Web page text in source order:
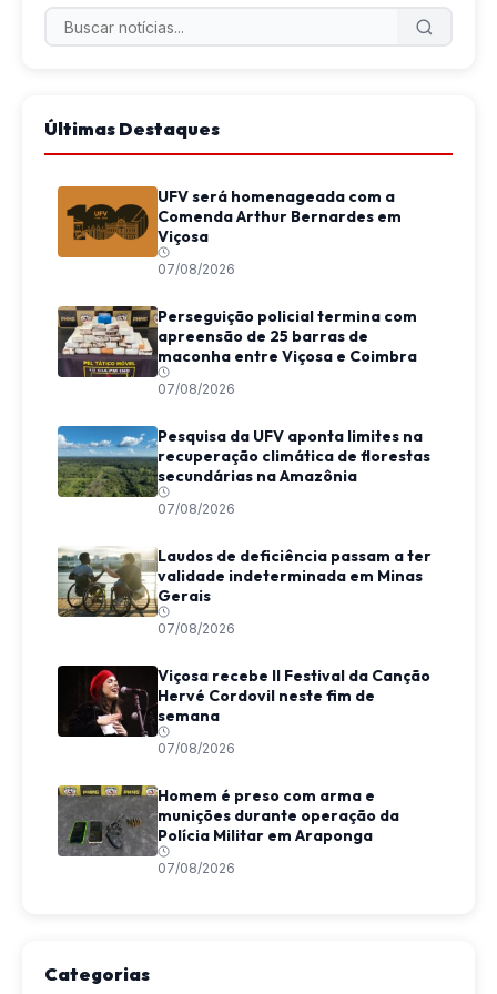
Últimas Destaques
UFV será homenageada com a
Comenda Arthur Bernardes em
Viçosa
07/08/2026
Perseguição policial termina com
apreensão de 25 barras de
maconha entre Viçosa e Coimbra
07/08/2026
Pesquisa da UFV aponta limites na
recuperação climática de florestas
secundárias na Amazônia
07/08/2026
Laudos de deficiência passam a ter
validade indeterminada em Minas
Gerais
07/08/2026
Viçosa recebe II Festival da Canção
Hervé Cordovil neste fim de
semana
07/08/2026
Homem é preso com arma e
munições durante operação da
Polícia Militar em Araponga
07/08/2026
Categorias